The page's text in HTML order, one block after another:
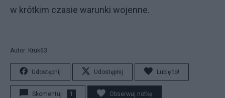
w krótkim czasie warunki wojenne.
Autor: Kruk63
Udostępnij Udostępnij Lubię to!
Skomentuj 1 Obserwuj notkę